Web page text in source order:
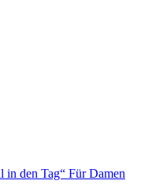
in den Tag“ Für Damen